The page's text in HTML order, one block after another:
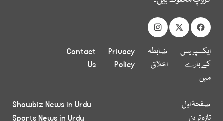
ایکسپریس
کے بارے
میں
ضابطہ
اخلاق
Privacy
Policy
Contact
Us
صفحۂ اول
تازہ ترین
Showbiz News in Urdu
Sports News in Urdu